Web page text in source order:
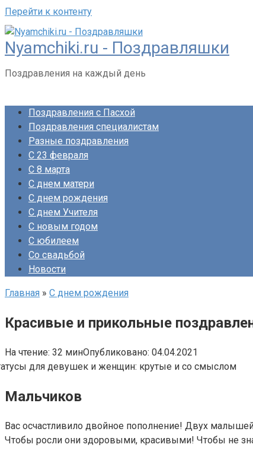
Перейти к контенту
Nyamchiki.ru - Поздравляшки
Поздравления на каждый день
Поздравления с Пасхой
Поздравления специалистам
Разные поздравления
С 23 февраля
С 8 марта
С днем матери
С днем рождения
С днем Учителя
С новым годом
С юбилеем
Со свадьбой
Новости
Главная » С днем рождения
Красивые и прикольные
На чтение: 32 минОпубликовано: 04.04.2021
Мальчиков
Вас осчастливило двойное пополнение! Двух
Чтобы росли они здоровыми, красивыми! Чтобы не